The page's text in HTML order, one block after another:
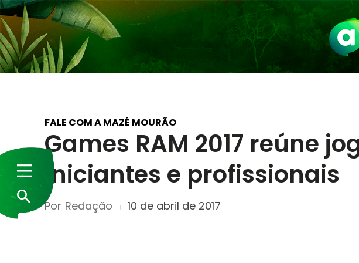
FALE COM A MAZÉ MOURÃO
Games RAM 2017 reúne
iniciantes e profissionais
Por Redação 10 de abril de 2017